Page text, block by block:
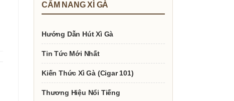
CẨM NANG XÌ GÀ
Hướng Dẫn Hút Xì Gà
Tin Tức Mới Nhất
Kiến Thức Xì Gà (Cigar 101)
Thương Hiệu Nổi Tiếng